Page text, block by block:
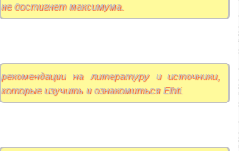
не достигнет максимума.
рекомендации на литературу и источники,
которые изучить и ознакомиться Elhti.